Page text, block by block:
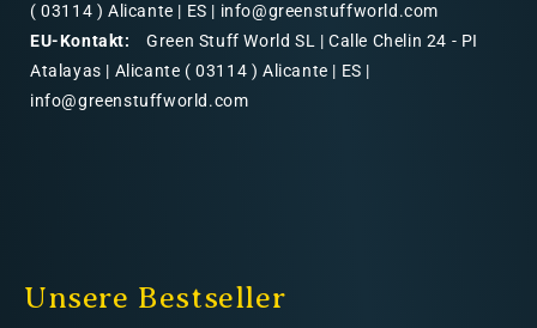
( 03114 ) Alicante | ES | info@greenstuffworld.com
EU-Kontakt:
Green Stuff World SL | Calle Chelin 24 - PI
Atalayas | Alicante ( 03114 ) Alicante | ES |
info@greenstuffworld.com
Unsere Bestseller